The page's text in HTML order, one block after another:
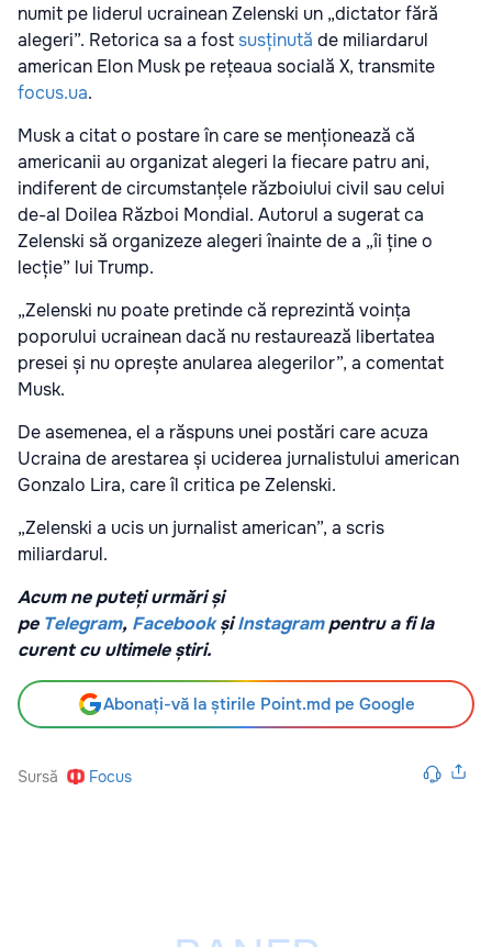
numit pe liderul ucrainean Zelenski un „dictator fără
alegeri”. Retorica sa a fostsusținută de miliardarul
american Elon Musk pe rețeaua socială X, transmite
focus.ua.
Musk a citat o postare în care se menționează că
americanii au organizat alegeri la fiecare patru ani,
indiferent de circumstanțele războiului civil sau celui
de-al Doilea Război Mondial. Autorul a sugerat ca
Zelenski să organizeze alegeri înainte de a „îi ține o
lecție” lui Trump.
„Zelenski nu poate pretinde că reprezintă voința
poporului ucrainean dacă nu restaurează libertatea
presei și nu oprește anularea alegerilor”, a comentat
Musk.
De asemenea, el a răspuns unei postări care acuza
Ucraina de arestarea și uciderea jurnalistului american
Gonzalo Lira, care îl critica pe Zelenski.
„Zelenski a ucis un jurnalist american”, a scris
miliardarul.
Acum ne puteți urmări și
pe Telegram, Facebook șiInstagrampentru a fi la
curent cu ultimele știri.
Abonați-vă la știrile Point.md pe Google
Sursă Focus